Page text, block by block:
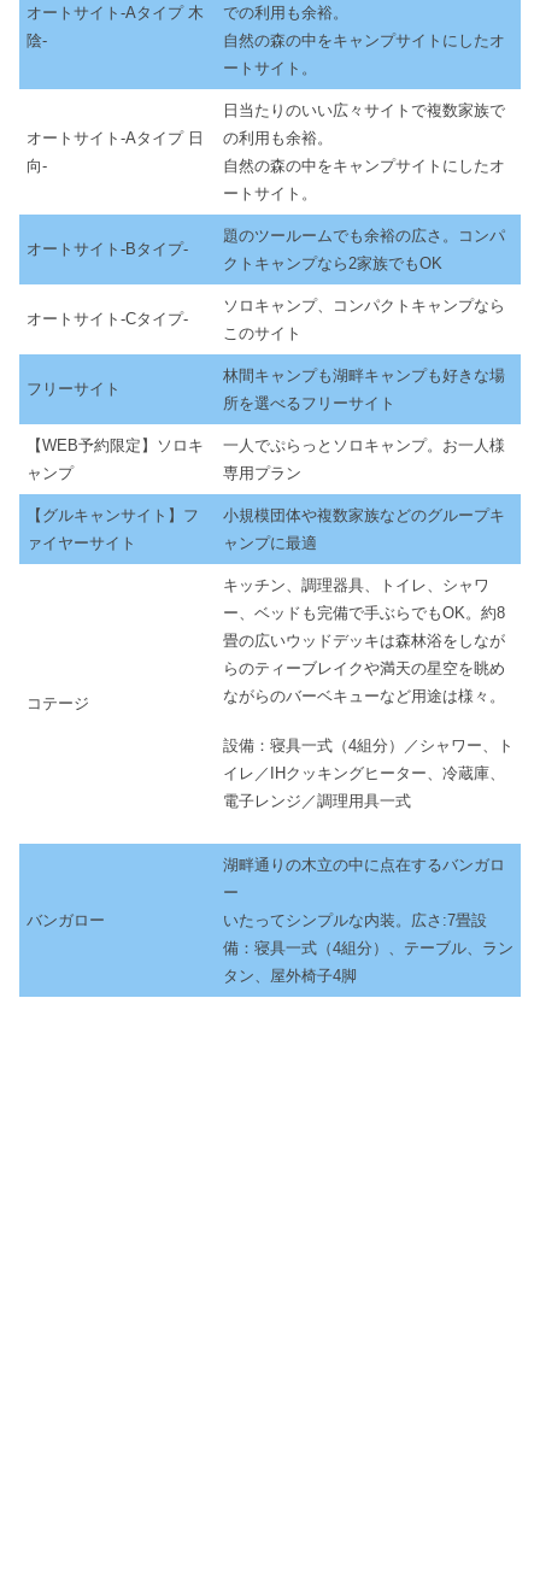
オートサイト-Aタイプ 木
陰-
での利用も余裕。
自然の森の中をキャンプサイトにしたオ
ートサイト。
オートサイト-Aタイプ 日
向-
日当たりのいい広々サイトで複数家族で
の利用も余裕。
自然の森の中をキャンプサイトにしたオ
ートサイト。
オートサイト-Bタイプ-
題のツールームでも余裕の広さ。コンパ
クトキャンプなら2家族でもOK
オートサイト-Cタイプ-
ソロキャンプ、コンパクトキャンプなら
このサイト
フリーサイト
林間キャンプも湖畔キャンプも好きな場
所を選べるフリーサイト
【WEB予約限定】ソロキ
ャンプ
一人でぷらっとソロキャンプ。お一人様
専用プラン
【グルキャンサイト】フ
ァイヤーサイト
小規模団体や複数家族などのグループキ
ャンプに最適
コテージ
キッチン、調理器具、トイレ、シャワ
ー、ベッドも完備で手ぶらでもOK。約8
畳の広いウッドデッキは森林浴をしなが
らのティーブレイクや満天の星空を眺め
ながらのバーベキューなど用途は様々。
設備：寝具一式（4組分）／シャワー、ト
イレ／IHクッキングヒーター、冷蔵庫、
電子レンジ／調理用具一式
バンガロー
湖畔通りの木立の中に点在するバンガロ
ー
いたってシンプルな内装。広さ:7畳設
備：寝具一式（4組分）、テーブル、ラン
タン、屋外椅子4脚